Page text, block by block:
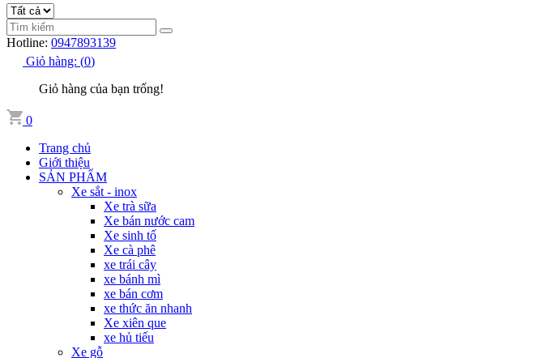
Hotline: 0947893139
Giỏ hàng: (0)
Giỏ hàng của bạn trống!
0
Trang chủ
Giới thiệu
SẢN PHẨM
Xe sắt - inox
Xe trà sữa
Xe bán nước cam
Xe sinh tố
Xe cà phê
xe trái cây
xe bánh mì
xe bán cơm
xe thức ăn nhanh
Xe xiên que
xe hủ tiếu
Xe gỗ